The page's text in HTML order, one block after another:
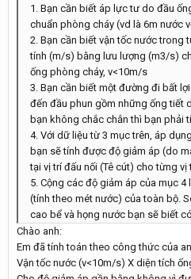
1. Bạn cần biết áp lực tư do đầu
chuẩn phòng cháy (vd là 6m nước
2. Bạn cần biết vận tốc nước trong
tính (m/s) bằng lưu lượng (m3/s)
ống phòng cháy, v<10m/s
3. Bạn cần biết một đường đi bất
đến đầu phun gồm những ống tiết
bạn không chắc chắn thì bạn phải
4. Với dữ liệu từ 3 mục trên, áp
bạn sẽ tính được độ giảm áp (do
tại vị trí đấu nối (Tê cút) cho từng vị
5. Cộng các độ giảm áp của mục
(tính theo mét nước) của toàn bộ.
cao bể và họng nước bạn sẽ biết
Chào anh:
Em đã tính toán theo công thức của
Vận tốc nước (v<10m/s) X diện tích